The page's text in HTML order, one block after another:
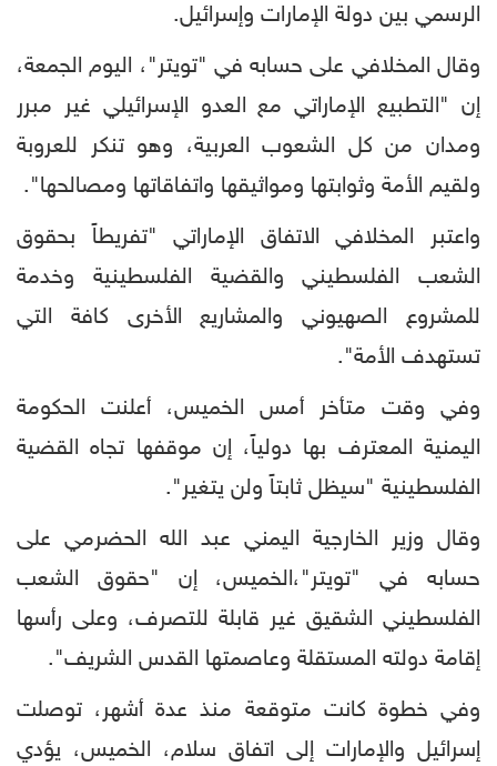
الرسمي بين دولة الإمارات وإسرائيل.
وقال المخلافي على حسابه في "تويتر"، اليوم الجمعة،
إن "التطبيع الإماراتي مع العدو الإسرائيلي غير مبرر
ومدان من كل الشعوب العربية، وهو تنكر للعروبة
ولقيم الأمة وثوابتها ومواثيقها واتفاقاتها ومصالحها".
واعتبر المخلافي الاتفاق الإماراتي "تفريطاً بحقوق
الشعب الفلسطيني والقضية الفلسطينية وخدمة
للمشروع الصهيوني والمشاريع الأخرى كافة التي
تستهدف الأمة".
وفي وقت متأخر أمس الخميس، أعلنت الحكومة
اليمنية المعترف بها دولياً، إن موقفها تجاه القضية
الفلسطينية "سيظل ثابتاً ولن يتغير".
وقال وزير الخارجية اليمني عبد الله الحضرمي على
حسابه في "تويتر"،الخميس، إن "حقوق الشعب
الفلسطيني الشقيق غير قابلة للتصرف، وعلى رأسها
إقامة دولته المستقلة وعاصمتها القدس الشريف".
وفي خطوة كانت متوقعة منذ عدة أشهر، توصلت
إسرائيل والإمارات إلى اتفاق سلام، الخميس، يؤدي